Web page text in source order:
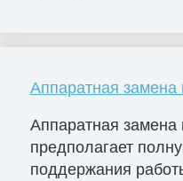
Аппаратная замена
Аппаратная
предполагает
поддержания